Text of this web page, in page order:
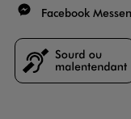
Facebook